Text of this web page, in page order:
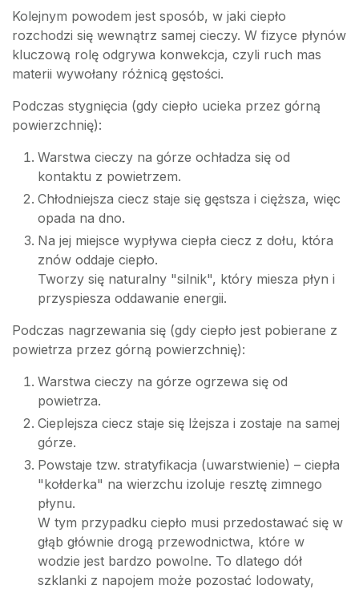
Kolejnym powodem jest sposób, w jaki ciepło
rozchodzi się wewnątrz samej cieczy. W fizyce płynów
kluczową rolę odgrywa konwekcja, czyli ruch mas
materii wywołany różnicą gęstości.
Podczas stygnięcia (gdy ciepło ucieka przez górną
powierzchnię):
Warstwa cieczy na górze ochładza się od
kontaktu z powietrzem.
Chłodniejsza ciecz staje się gęstsza i cięższa, więc
opada na dno.
Na jej miejsce wypływa ciepła ciecz z dołu, która
znów oddaje ciepło.
Tworzy się naturalny "silnik", który miesza płyn i
przyspiesza oddawanie energii.
Podczas nagrzewania się (gdy ciepło jest pobierane z
powietrza przez górną powierzchnię):
Warstwa cieczy na górze ogrzewa się od
powietrza.
Cieplejsza ciecz staje się lżejsza i zostaje na samej
górze.
Powstaje tzw. stratyfikacja (uwarstwienie) – ciepła
"kołderka" na wierzchu izoluje resztę zimnego
płynu.
W tym przypadku ciepło musi przedostawać się w
głąb głównie drogą przewodnictwa, które w
wodzie jest bardzo powolne. To dlatego dół
szklanki z napojem może pozostać lodowaty,